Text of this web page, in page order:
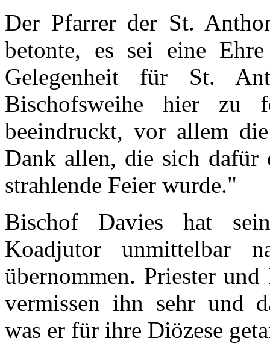
Der Pfarrer der St.
betonte, es sei eine
Gelegenheit für St.
Bischofsweihe hier zu
beeindruckt, vor allem
Dank allen, die sich dafür
strahlende Feier wurde."
Bischof Davies hat
Koadjutor unmittelbar
übernommen. Priester
vermissen ihn sehr und
was er für ihre Diözese